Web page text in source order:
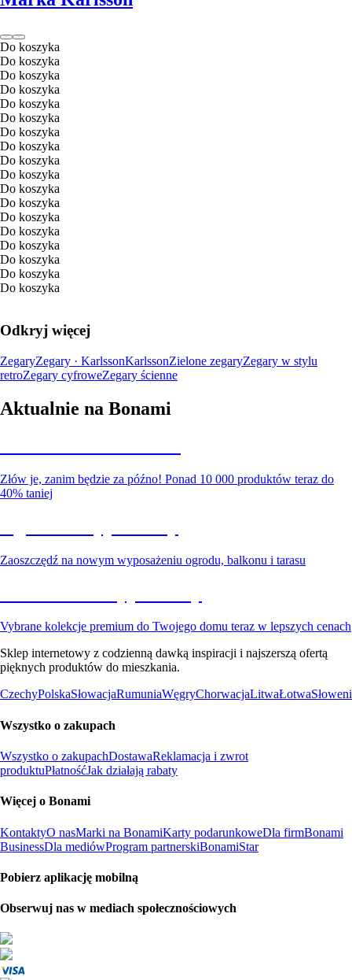
Do koszyka
Do koszyka
Do koszyka
Do koszyka
Do koszyka
Do koszyka
Do koszyka
Do koszyka
Do koszyka
Do koszyka
Do koszyka
Do koszyka
Do koszyka
Do koszyka
Do koszyka
Do koszyka
Do koszyka
Do koszyka
Odkryj więcej
ZegaryZegary · KarlssonKarlssonZielone zegaryZegary w stylu
retroZegary cyfroweZegary ścienne
Aktualnie na Bonami
Złów je, zanim będzie za późno! Ponad 10 000 produktów teraz do
40% taniej
Zaoszczędź na nowym wyposażeniu ogrodu, balkonu i tarasu
Vybrane kolekcje premium do Twojego domu teraz w lepszych cenach
Sklep internetowy z codzienną dawką inspiracji i najszerszą ofertą
pięknych produktów do mieszkania.
CzechyPolskaSłowacjaRumuniaWęgryChorwacjaLitwaŁotwa
Wszystko o zakupach
Wszystko o zakupachDostawaReklamacja i zwrot
produktuPłatnośćJak działają rabaty
Więcej o Bonami
KontaktyO nasMarki na BonamiKarty podarunkoweDla firmBonami
BusinessDla mediówProgram partnerskiBonamiStar
Pobierz aplikację mobilną
Obserwuj nas w mediach społecznościowych